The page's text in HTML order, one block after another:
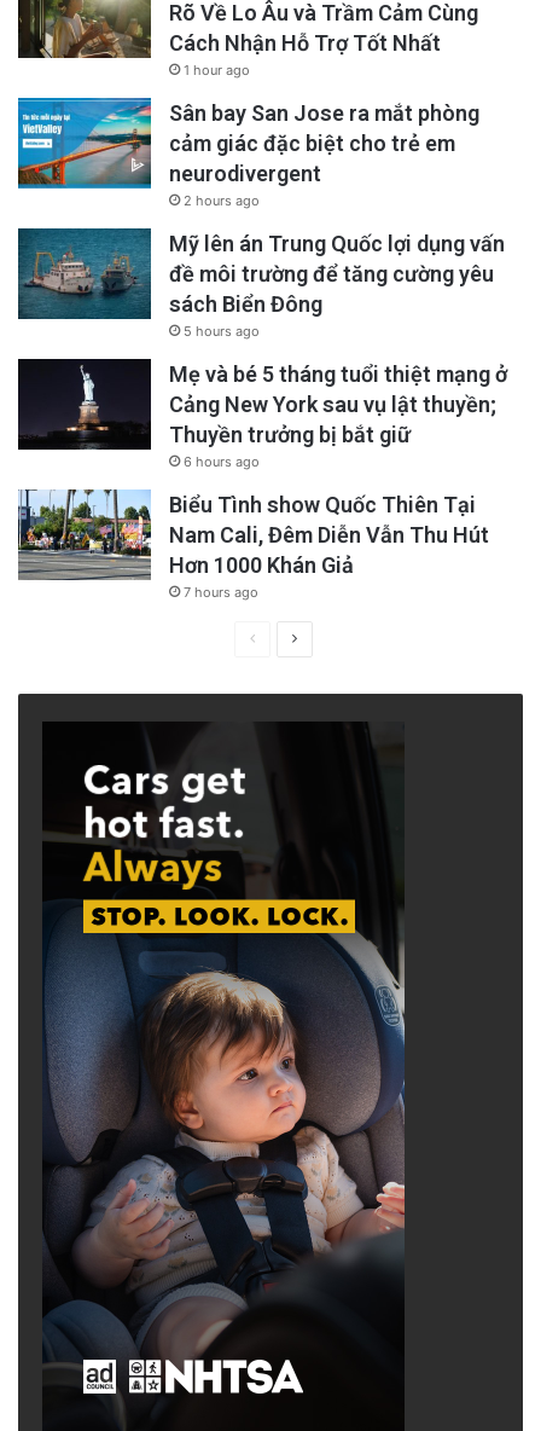
Rõ Về Lo Âu và Trầm Cảm Cùng
Cách Nhận Hỗ Trợ Tốt Nhất
1 hour ago
Sân bay San Jose ra mắt phòng
cảm giác đặc biệt cho trẻ em
neurodivergent
2 hours ago
Mỹ lên án Trung Quốc lợi dụng vấn
đề môi trường để tăng cường yêu
sách Biển Đông
5 hours ago
Mẹ và bé 5 tháng tuổi thiệt mạng ở
Cảng New York sau vụ lật thuyền;
Thuyền trưởng bị bắt giữ
6 hours ago
Biểu Tình show Quốc Thiên Tại
Nam Cali, Đêm Diễn Vẫn Thu Hút
Hơn 1000 Khán Giả
7 hours ago
PreviousNext